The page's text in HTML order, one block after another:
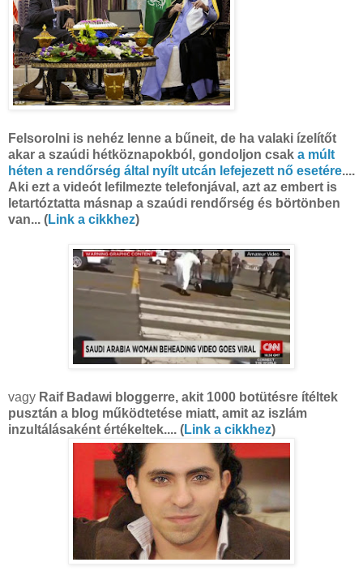
Felsorolni is nehéz lenne a bűneit, de ha valaki ízelítőt
akar a szaúdi hétköznapokból, gondoljon csak a múlt
héten a rendőrség által nyílt utcán lefejezett nő esetére....
Aki ezt a videót lefilmezte telefonjával, azt az embert is
letartóztatta másnap a szaúdi rendőrség és börtönben
van... (Link a cikkhez)
vagy Raif Badawi bloggerre, akit 1000 botütésre ítéltek
pusztán a blog működtetése miatt, amit az iszlám
inzultálásaként értékeltek.... (Link a cikkhez)